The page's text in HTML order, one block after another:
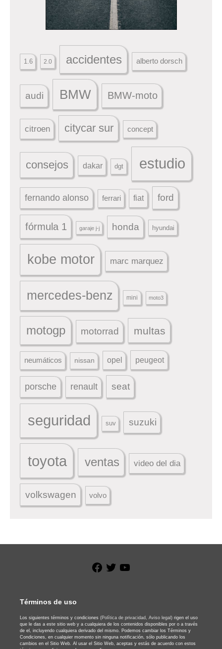
1.6 2.0 accidentes alberto dorsch
audi BMW BMW-moto
citroen citycar sur concept
consejos dakar dgt estudio
fernando alonso ferrari fiat ford
fórmula 1 garaje j-j honda hyundai
kobe motor marc marquez
mercedes-benz mini moto3
motogp motorrad multas
neumáticos nissan opel peugeot
porsche renault seat
seguridad suv suzuki
toyota ventas video del dia
volkswagen volvo
Facebook
Twitter
Términos de uso
Los siguientes términos y condiciones (Política de privacidad, Aviso legal) rigen el uso
que le das a este sitio web y a cualquiera de los contenidos disponibles por o a través
de el, incluyendo cualquiera derivado del mismo. Podemos cambiar los Términos y
Condiciones, en cualquier momento sin ninguna notificación, sólo publicando los
cambios en el Sitio Web. Al usar el Sitio Web, aceptas y estás de acuerdo con estos